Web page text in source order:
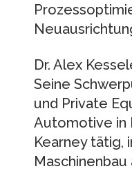
Dr. Alex
Seine
und Private
Automotive in
Kearney tätig,